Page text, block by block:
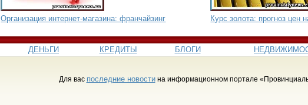
Организация интернет-магазина: франчайзинг Курс золота: прогноз цен
ДЕНЬГИ КРЕДИТЫ БЛОГИ
Для вас последние новостина информационном портале